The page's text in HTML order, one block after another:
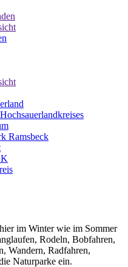
Ramsbeck
im Winter wie im Sommer
Rodeln, Bobfahren,
Wandern, Radfahren,
Naturparke ein.